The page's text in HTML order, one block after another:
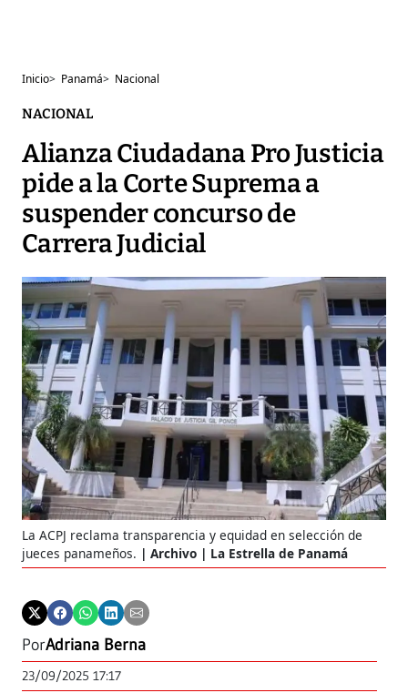
Inicio> Panamá> Nacional
NACIONAL
Alianza Ciudadana Pro Justicia
pide a la Corte Suprema a
suspender concurso de
Carrera Judicial
La ACPJ reclama transparencia y equidad en selección de
jueces panameños.
Archivo | La Estrella de Panamá
PorAdriana Berna
23/09/2025 17:17